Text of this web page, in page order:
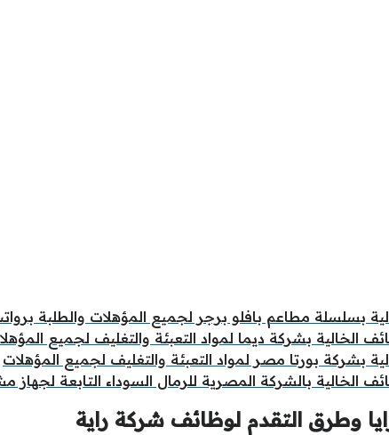
بسلسلة مطاعم بافلو برجر لجميع المؤهلات والطلبة برواتب تصل
الخالية بشركة ديما لمواد التعبئة والتغليف لجميع
بشركة بورتا مصر لمواد التعبئة والتغليف لجميع المؤهلات
الخالية بالشركة المصرية للرمال السوداء التابعة لجهاز
وطرق التقدم لوظائف شركة راية